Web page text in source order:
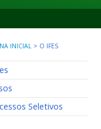
INICIAL > O IFES
Seletivos